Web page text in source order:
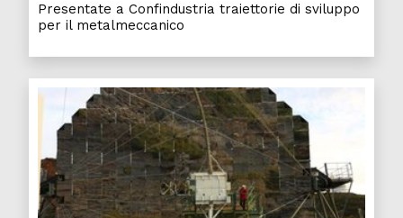
Presentate a Confindustria traiettorie di sviluppo
per il metalmeccanico